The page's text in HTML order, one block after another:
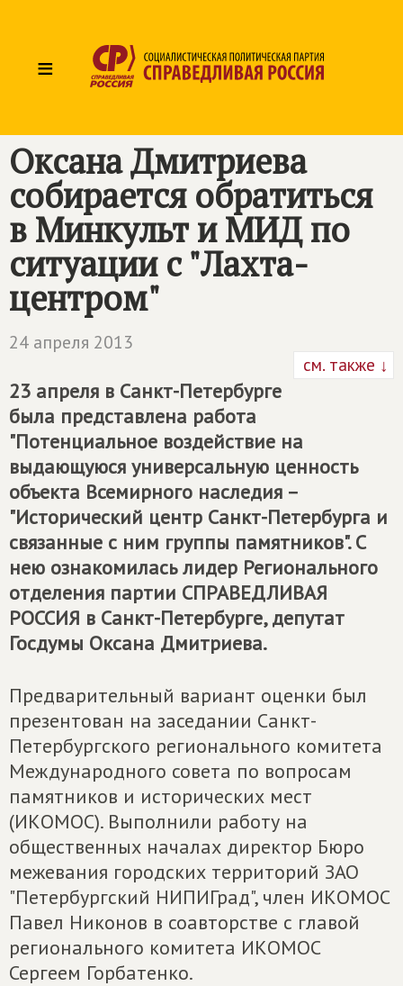
≡
Оксана Дмитриева
собирается обратиться
в Минкульт и МИД по
ситуации с "Лахта-
центром"
24 апреля 2013
см. также ↓
23 апреля в Санкт-Петербурге
была представлена работа
"Потенциальное воздействие на
выдающуюся универсальную ценность
объекта Всемирного наследия –
"Исторический центр Санкт-Петербурга и
связанные с ним группы памятников". С
нею ознакомилась лидер Регионального
отделения партии СПРАВЕДЛИВАЯ
РОССИЯ в Санкт-Петербурге, депутат
Госдумы Оксана Дмитриева.
Предварительный вариант оценки был
презентован на заседании Санкт-
Петербургского регионального комитета
Международного совета по вопросам
памятников и исторических мест
(ИКОМОС). Выполнили работу на
общественных началах директор Бюро
межевания городских территорий ЗАО
"Петербургский НИПИГрад", член ИКОМОС
Павел Никонов в соавторстве с главой
регионального комитета ИКОМОС
Сергеем Горбатенко.